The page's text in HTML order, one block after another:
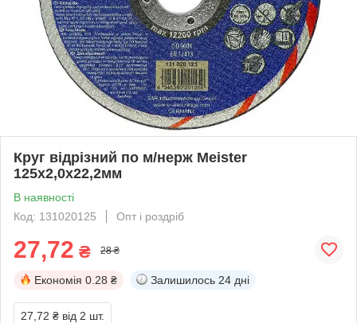
Круг відрізний по м/нерж Meister
125х2,0х22,2мм
В наявності
Код: 131020125
Опт і роздріб
27,72 ₴ 28 ₴
Економія 0.28 ₴ Залишилось 24 дні
27,72 ₴ від 2 шт.